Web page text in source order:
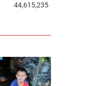
44,615,235